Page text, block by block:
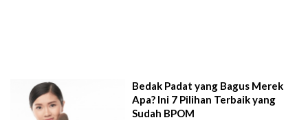
Bedak Padat yang Bagus Merek
Apa? Ini 7 Pilihan Terbaik yang
Sudah BPOM